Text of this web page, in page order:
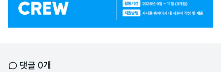
댓글 0개